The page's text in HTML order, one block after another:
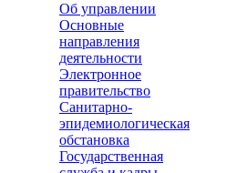
Об управлении
Основные
направления
деятельности
Электронное
правительство
Санитарно-
эпидемиологическая
обстановка
Государственная